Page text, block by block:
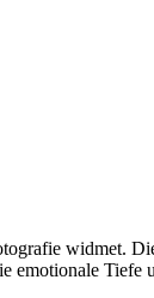
widmet.
emotionale